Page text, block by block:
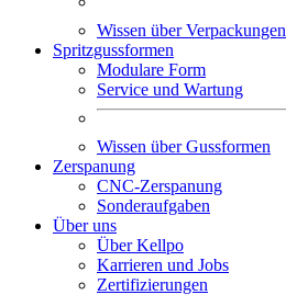
Wissen über Verpackungen
Spritzgussformen
Modulare Form
Service und Wartung
Wissen über Gussformen
Zerspanung
CNC-Zerspanung
Sonderaufgaben
Über uns
Über Kellpo
Karrieren und Jobs
Zertifizierungen